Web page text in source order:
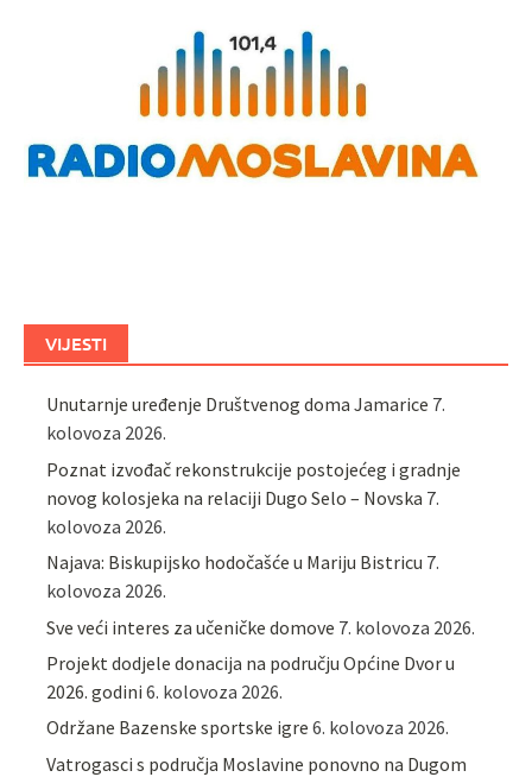
VIJESTI
Unutarnje uređenje Društvenog doma Jamarice 7.
kolovoza 2026.
Poznat izvođač rekonstrukcije postojećeg i gradnje
novog kolosjeka na relaciji Dugo Selo – Novska 7.
kolovoza 2026.
Najava: Biskupijsko hodočašće u Mariju Bistricu 7.
kolovoza 2026.
Sve veći interes za učeničke domove 7. kolovoza 2026.
Projekt dodjele donacija na području Općine Dvor u
2026. godini 6. kolovoza 2026.
Održane Bazenske sportske igre 6. kolovoza 2026.
Vatrogasci s područja Moslavine ponovno na Dugom